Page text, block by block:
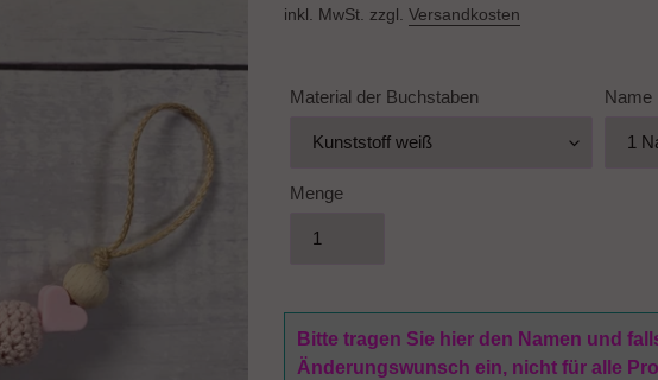
Preis
inkl. MwSt. zzgl. Versandkosten
Material der Buchstaben Name
Menge
Bitte tragen Sie hier den Namen und
Änderungswunsch ein, nicht für alle